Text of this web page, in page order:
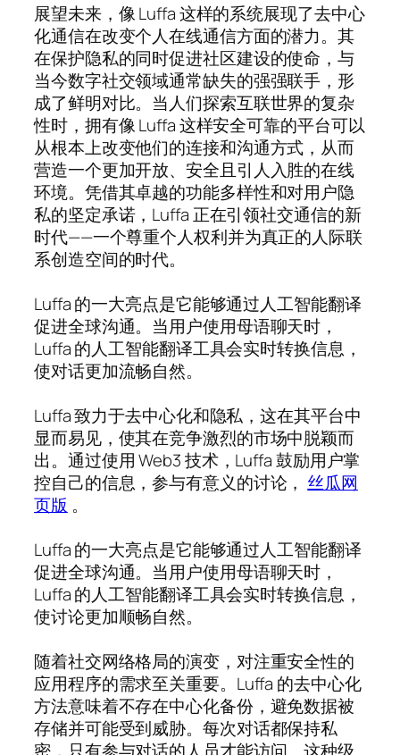
展望未来，像 Luffa 这样的系统展现了去中心
化通信在改变个人在线通信方面的潜力。其
在保护隐私的同时促进社区建设的使命，与
当今数字社交领域通常缺失的强强联手，形
成了鲜明对比。当人们探索互联世界的复杂
性时，拥有像 Luffa 这样安全可靠的平台可以
从根本上改变他们的连接和沟通方式，从而
营造一个更加开放、安全且引人入胜的在线
环境。凭借其卓越的功能多样性和对用户隐
私的坚定承诺，Luffa 正在引领社交通信的新
时代——一个尊重个人权利并为真正的人际联
系创造空间的时代。
Luffa 的一大亮点是它能够通过人工智能翻译
促进全球沟通。当用户使用母语聊天时，
Luffa 的人工智能翻译工具会实时转换信息，
使对话更加流畅自然。
Luffa 致力于去中心化和隐私，这在其平台中
显而易见，使其在竞争激烈的市场中脱颖而
出。通过使用 Web3 技术，Luffa 鼓励用户掌
控自己的信息，参与有意义的讨论， 丝瓜网
页版 。
Luffa 的一大亮点是它能够通过人工智能翻译
促进全球沟通。当用户使用母语聊天时，
Luffa 的人工智能翻译工具会实时转换信息，
使讨论更加顺畅自然。
随着社交网络格局的演变，对注重安全性的
应用程序的需求至关重要。Luffa 的去中心化
方法意味着不存在中心化备份，避免数据被
存储并可能受到威胁。每次对话都保持私